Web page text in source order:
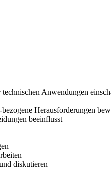
Anwendungen
Herausforderungen
beeinflusst
diskutieren